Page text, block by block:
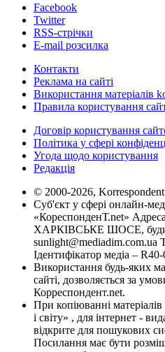
Facebook
Twitter
RSS-стрічки
E-mail розсилка
Контакти
Реклама на сайті
Використання матеріалів
Правила користування
Договір користування
Політика у сфері
Угода щодо користування
Редакція
© 2000-2026,
Суб'єкт у сфері онлайн-
«КореспонденТ.net»
ХАРКІВСЬКЕ ШОСЕ,
sunlight@mediadim.com.ua
Ідентифікатор медіа –
Використання будь-яких
сайті, дозволяється за
Корреспондент.net.
При копіюванні
і світу» , для інтернет -
відкрите для пошукових
Посилання має бути